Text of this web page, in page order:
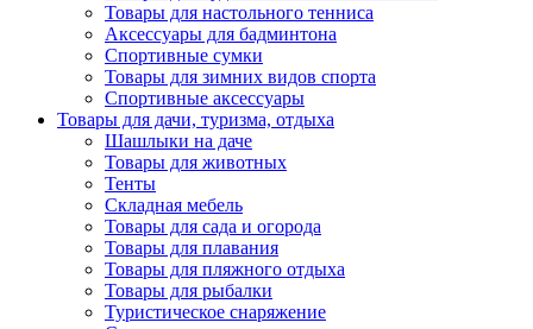
Товары для настольного тенниса
Аксессуары для бадминтона
Спортивные сумки
Товары для зимних видов спорта
Спортивные аксессуары
Товары для дачи, туризма, отдыха
Шашлыки на даче
Товары для животных
Тенты
Складная мебель
Товары для сада и огорода
Товары для плавания
Товары для пляжного отдыха
Товары для рыбалки
Туристическое снаряжение